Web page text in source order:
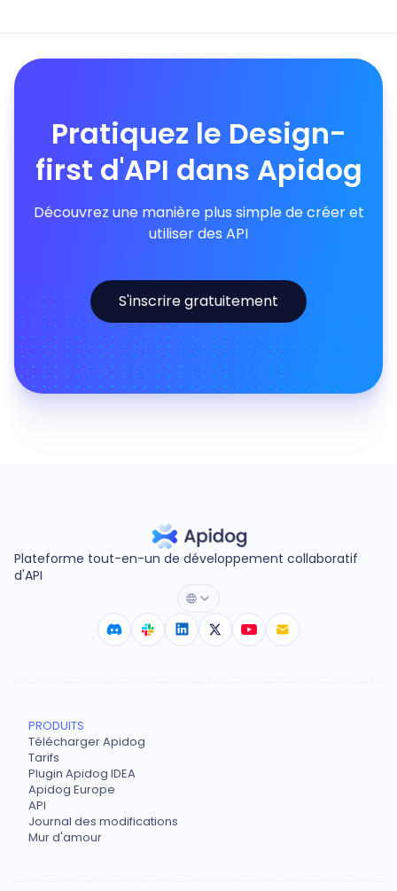
Pratiquez le Design-
first d'API dans Apidog
Découvrez une manière plus simple de créer et
utiliser des API
S'inscrire gratuitement
Plateforme tout-en-un de développement collaboratif
d'API
PRODUITS
Télécharger Apidog
Tarifs
Plugin Apidog IDEA
Apidog Europe
API
Journal des modifications
Mur d'amour